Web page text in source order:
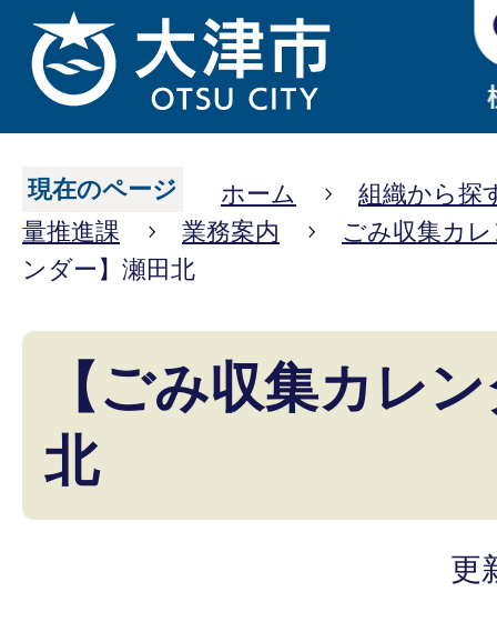
現在のページ ホーム
組織から探
量推進課
業務案内
ごみ収集カ
ンダー】瀬田北
【ごみ収集カレ
北
更